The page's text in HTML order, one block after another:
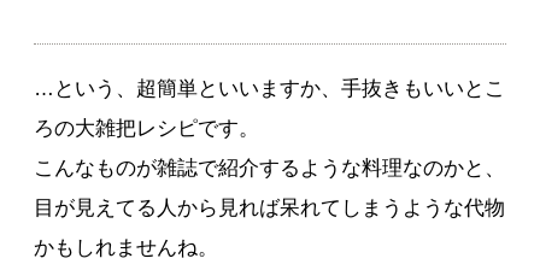
…という、超簡単といいますか、手抜きもいいとこ
ろの大雑把レシピです。
こんなものが雑誌で紹介するような料理なのかと、
目が見えてる人から見れば呆れてしまうような代物
かもしれませんね。